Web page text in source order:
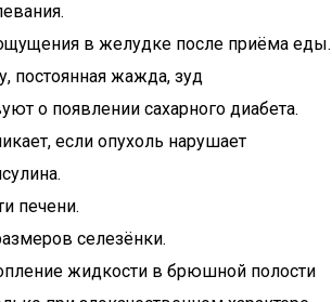
в желудке после приёма еды.
постоянная жажда, зуд
о появлении сахарного диабета.
если опухоль нарушает
печени.
селезёнки.
жидкости в брюшной полости